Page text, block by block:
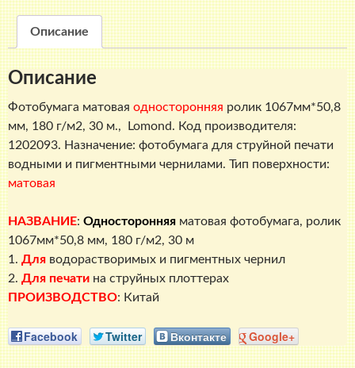
Описание
Описание
Фотобумага матовая односторонняя ролик 1067мм*50,8
мм, 180 г/м2, 30 м., Lomond. Код производителя:
1202093. Назначение: фотобумага для струйной печати
водными и пигментными чернилами. Тип поверхности:
матовая
НАЗВАНИЕ: Односторонняя матовая фотобумага, ролик
1067мм*50,8 мм, 180 г/м2, 30 м
1. Для водорастворимых и пигментных чернил
2. Для печати на струйных плоттерах
ПРОИЗВОДСТВО: Китай
Facebook Twitter Вконтакте Google+